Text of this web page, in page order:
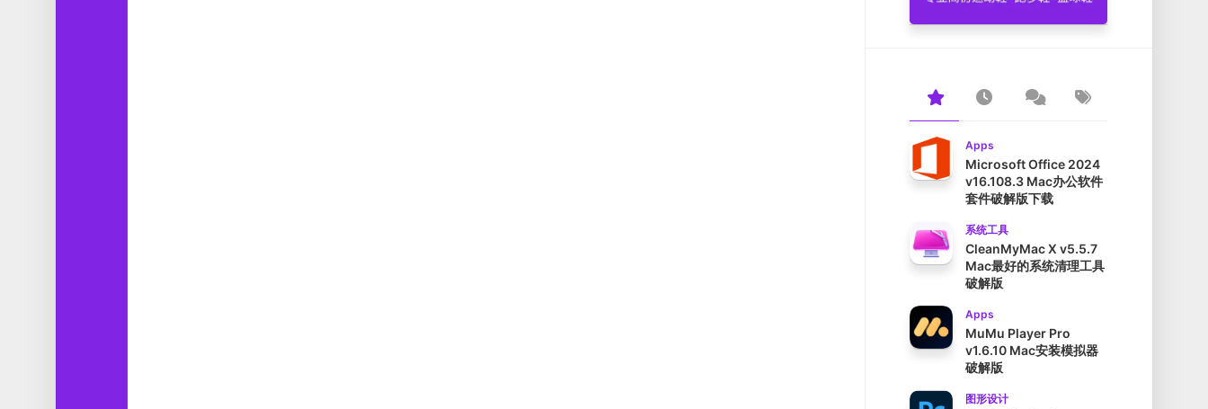
Apps
Microsoft Office 2024
v16.108.3 Mac办公软件
套件破解版下载
系统工具
CleanMyMac X v5.5.7
Mac最好的系统清理工具
破解版
Apps
MuMu Player Pro
v1.6.10 Mac安装模拟器
破解版
图形设计